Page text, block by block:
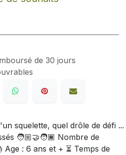
de 30 jours
squelette, quel drôle de défi ...
🧑🏼‍🤝‍🧑🏾 Nombre de
: 6 ans et + ⏳ Temps de